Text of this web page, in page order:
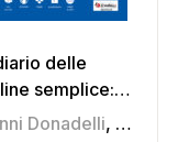
delle
semplice:
riesco 4
Donadelli,